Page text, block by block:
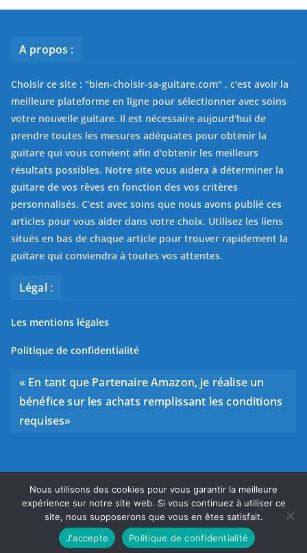
A propos :
Choisir ce site : "bien-choisir-sa-guitare.com" , c'est avoir la
meilleure plateforme en ligne pour sélectionner avec soins
votre nouvelle guitare. Il est nécessaire aujourd'hui de
prendre toutes les mesures adéquates pour obtenir la
guitare qui vous convient afin d'obtenir les meilleurs
résultats possibles. Notre site vous aidera à déterminer la
guitare de vos rêves en fonction des vos critères
personnalisés. C’est avec soins que nous avons publié ces
articles pour vous aider dans votre choix. Utilisez les liens
situés en bas de chaque article pour trouver rapidement la
guitare qui conviendra à toutes vos attentes.
Légal :
Les mentions légales
Politique de confidentialité
« En tant que Partenaire Amazon, je réalise un
bénéfice sur les achats remplissant les conditions
requises»
Copyright © 2026 Bien choisir sa guitare. Tous droits
réservés.
ColorMagpar ThemeGrill. Propulsé parWordPress
Nous utilisons des cookies pour vous garantir la meilleure
expérience sur notre site web. Si vous continuez à utiliser ce
site, nous supposerons que vous en êtes satisfait.
J'accepte
Politique de confidentialité